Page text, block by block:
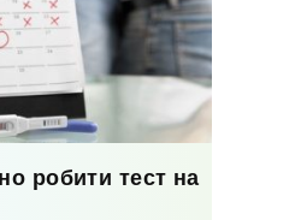
робити тест на